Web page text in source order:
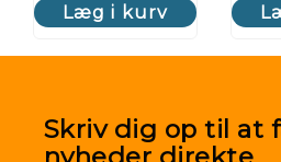
Læg i kurv
Skriv dig op til at